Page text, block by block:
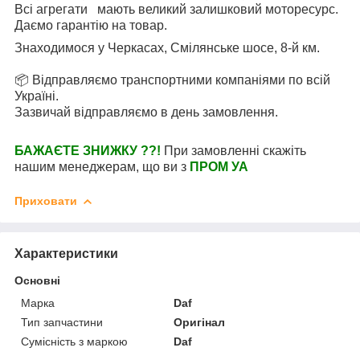
Всі агрегати мають великий залишковий моторесурс.
Даємо гарантію на товар.
Знаходимося у Черкасах, Смілянське шосе, 8-й км.
📦 Відправляємо транспортними компаніями по всій
Україні.
Зазвичай відправляємо в день замовлення.
БАЖАЄТЕ ЗНИЖКУ ??! При замовленні скажіть
нашим менеджерам, що ви з ПРОМ УА
Приховати
Характеристики
Основні
Марка
Daf
Тип запчастини
Оригінал
Сумісність з маркою
Daf